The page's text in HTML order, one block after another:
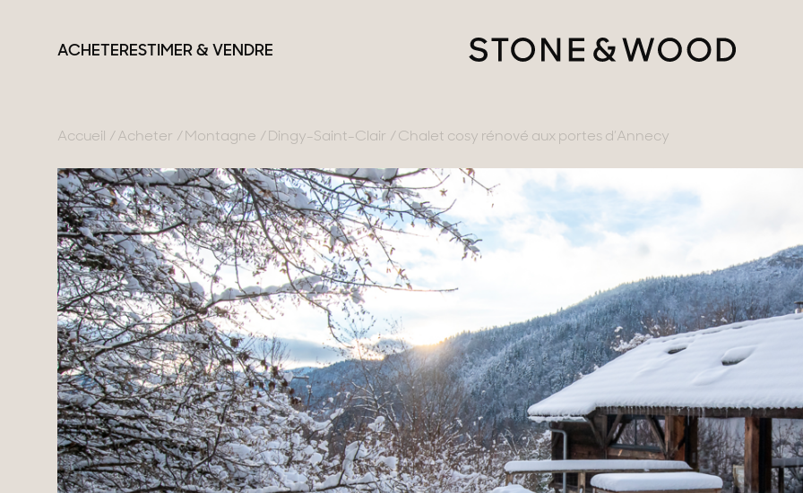
ACHETERESTIMER & VENDRE
France
Lac d'Annecy
Genevois
Pays de Gex
Montagne
Lac du Bourget
Provence
Suisse
Genève
Canton de Vaud
Alpes Suisses
Nos collections
Propriétés de caractère
Villas modernes
Appartements
Maisons & appartements avec vues
Maisons de ville
Maisons de campagne
Domaines
Projets neufs
Réhabilitations & Terrains
Accueil Acheter Montagne Dingy-Saint-Clair Chalet cosy rénové aux portes d’Annecy